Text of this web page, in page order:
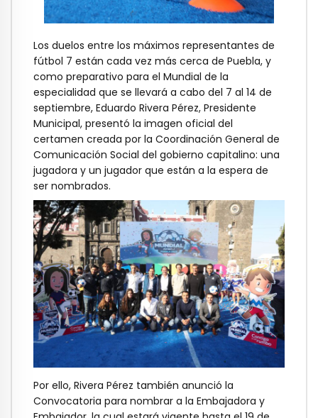
Los duelos entre los máximos representantes de
fútbol 7 están cada vez más cerca de Puebla, y
como preparativo para el Mundial de la
especialidad que se llevará a cabo del 7 al 14 de
septiembre, Eduardo Rivera Pérez, Presidente
Municipal, presentó la imagen oficial del
certamen creada por la Coordinación General de
Comunicación Social del gobierno capitalino: una
jugadora y un jugador que están a la espera de
ser nombrados.
Por ello, Rivera Pérez también anunció la
Convocatoria para nombrar a la Embajadora y